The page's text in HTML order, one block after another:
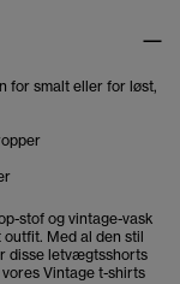
for smalt eller for løst,
stof og vintage-vask
Med al den stil
disse letvægtsshorts
Vintage t-shirts